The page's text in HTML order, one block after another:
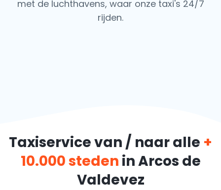
met de luchthavens, waar onze taxi's 24/7
rijden.
Taxiservice van / naar alle +
10.000 steden in Arcos de
Valdevez